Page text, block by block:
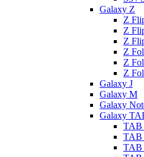
Galaxy Z
Z
Z
Z
Z
Z
Z
Galaxy J
Galaxy M
Galaxy
Galaxy
TAB
TAB
TAB